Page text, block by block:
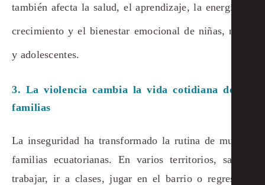
también afecta la salud, el aprendizaje, la energía, el
crecimiento y el bienestar emocional de niñas, niños
y adolescentes.
3. La violencia cambia la vida cotidiana de las
familias
La inseguridad ha transformado la rutina de muchas
familias ecuatorianas. En varios territorios, salir a
trabajar, ir a clases, jugar en el barrio o regresar a